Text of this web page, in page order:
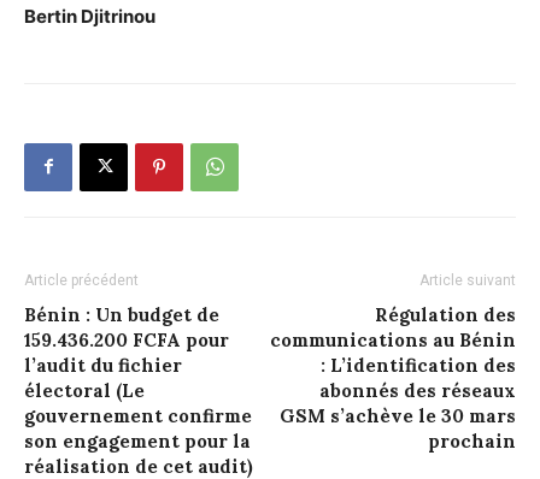
Bertin Djitrinou
Article précédent
Bénin : Un budget de
159.436.200 FCFA pour
l’audit du fichier
électoral (Le
gouvernement confirme
son engagement pour la
réalisation de cet audit)
Article suivant
Régulation des
communications au Bénin
: L’identification des
abonnés des réseaux
GSM s’achève le 30 mars
prochain